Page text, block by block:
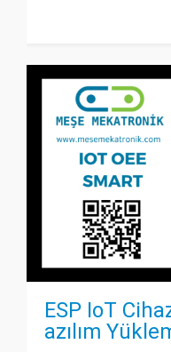
ESP IoT
azılım